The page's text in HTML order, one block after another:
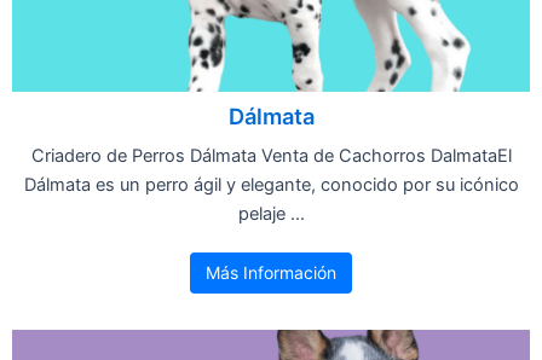
Dálmata
Criadero de Perros Dálmata Venta de Cachorros DalmataEl
Dálmata es un perro ágil y elegante, conocido por su icónico
pelaje ...
Más Información